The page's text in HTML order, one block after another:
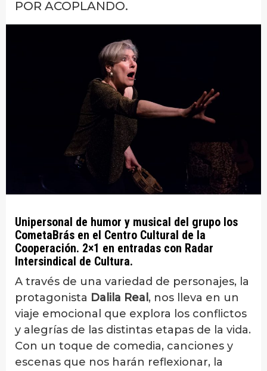
POR ACOPLANDO.
Unipersonal de humor y musical del grupo los
CometaBrás en el Centro Cultural de la
Cooperación. 2×1 en entradas con Radar
Intersindical de Cultura.
A través de una variedad de personajes, la
protagonista Dalila Real , nos lleva en un
viaje emocional que explora los conflictos
y alegrías de las distintas etapas de la vida.
Con un toque de comedia, canciones y
escenas que nos harán reflexionar, la